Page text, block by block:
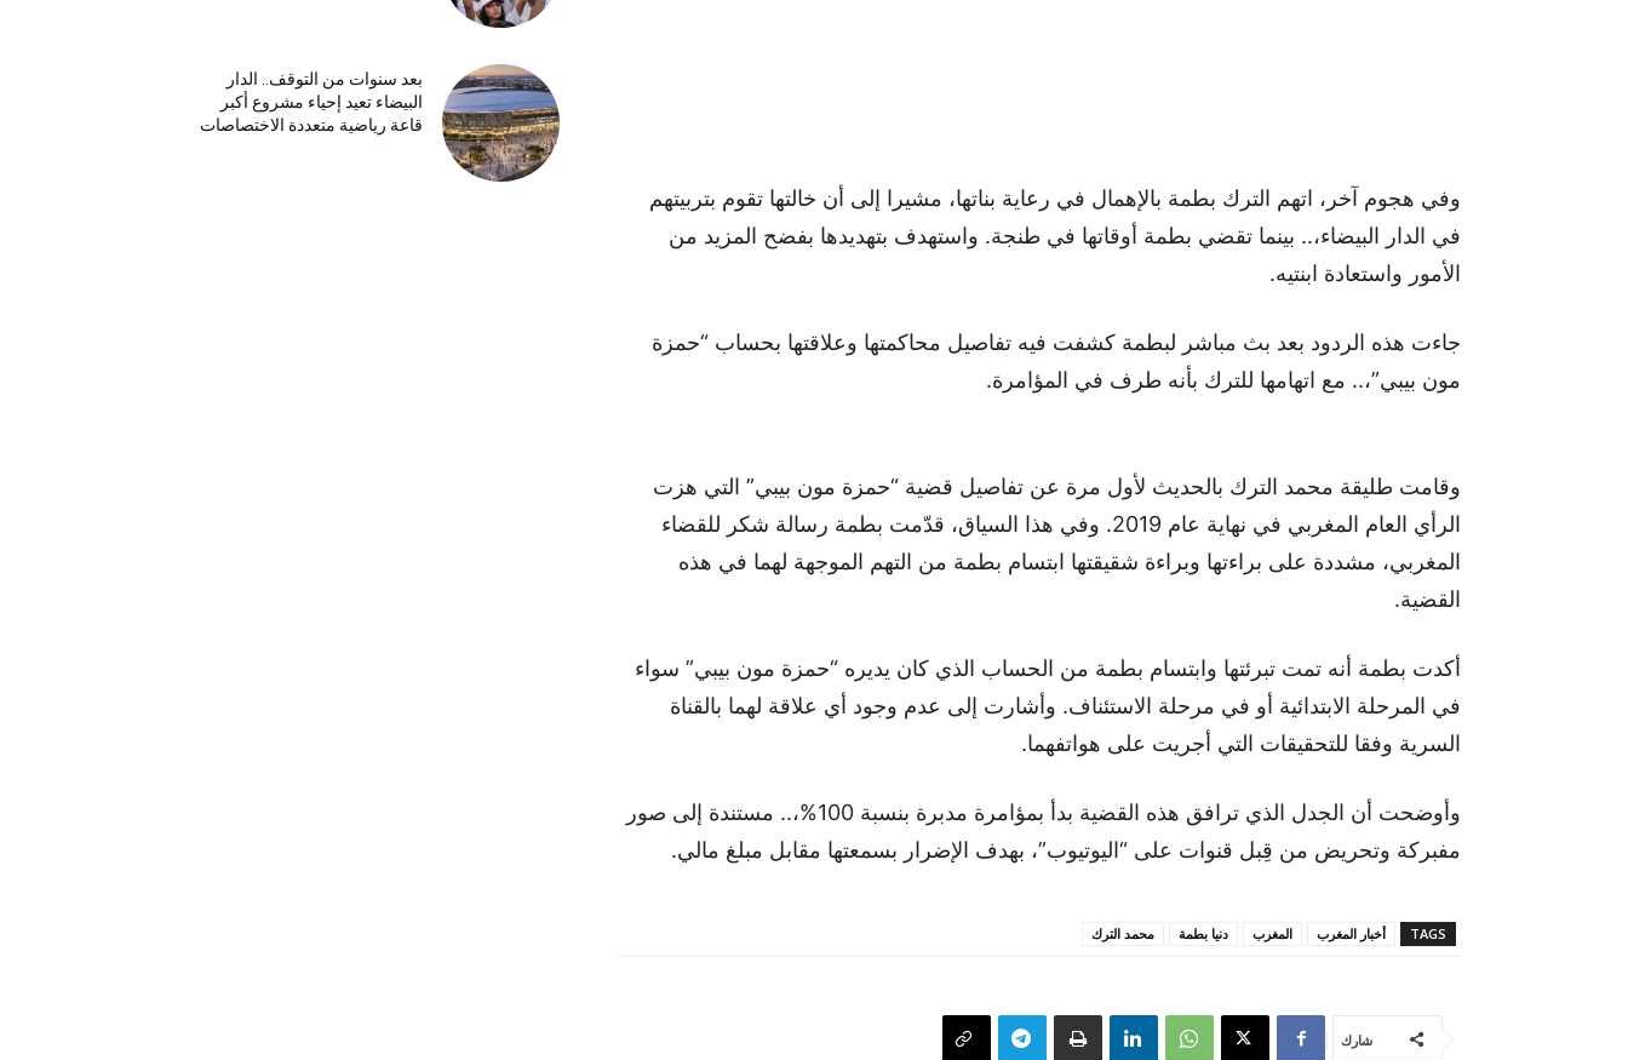
بعد سنوات من التوقف.. الدار
البيضاء تعيد إحياء مشروع أكبر
قاعة رياضية متعددة الاختصاصات
وفي هجوم آخر، اتهم الترك بطمة بالإهمال في رعاية بناتها، مشيرا إلى أن خالتها تقوم بتربيتهم
في الدار البيضاء،.. بينما تقضي بطمة أوقاتها في طنجة. واستهدف بتهديدها بفضح المزيد من
الأمور واستعادة ابنتيه.
جاءت هذه الردود بعد بث مباشر لبطمة كشفت فيه تفاصيل محاكمتها وعلاقتها بحساب “حمزة
مون بيبي”،.. مع اتهامها للترك بأنه طرف في المؤامرة.
وقامت طليقة محمد الترك بالحديث لأول مرة عن تفاصيل قضية “حمزة مون بيبي” التي هزت
الرأي العام المغربي في نهاية عام 2019. وفي هذا السياق، قدّمت بطمة رسالة شكر للقضاء
المغربي، مشددة على براءتها وبراءة شقيقتها ابتسام بطمة من التهم الموجهة لهما في هذه
القضية.
أكدت بطمة أنه تمت تبرئتها وابتسام بطمة من الحساب الذي كان يديره “حمزة مون بيبي” سواء
في المرحلة الابتدائية أو في مرحلة الاستئناف. وأشارت إلى عدم وجود أي علاقة لهما بالقناة
السرية وفقا للتحقيقات التي أجريت على هواتفهما.
وأوضحت أن الجدل الذي ترافق هذه القضية بدأ بمؤامرة مدبرة بنسبة 100%،.. مستندة إلى صور
مفبركة وتحريض من قِبل قنوات على “اليوتيوب”، بهدف الإضرار بسمعتها مقابل مبلغ مالي.
TAGS أخبار المغرب المغرب دنيا بطمة محمد الترك
شارك